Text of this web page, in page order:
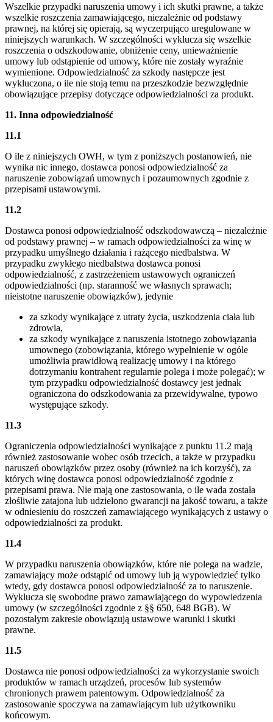
Wszelkie przypadki naruszenia umowy i ich skutki prawne, a także
wszelkie roszczenia zamawiającego, niezależnie od podstawy
prawnej, na której się opierają, są wyczerpująco uregulowane w
niniejszych warunkach. W szczególności wyklucza się wszelkie
roszczenia o odszkodowanie, obniżenie ceny, unieważnienie
umowy lub odstąpienie od umowy, które nie zostały wyraźnie
wymienione. Odpowiedzialność za szkody następcze jest
wykluczona, o ile nie stoją temu na przeszkodzie bezwzględnie
obowiązujące przepisy dotyczące odpowiedzialności za produkt.
11. Inna odpowiedzialność
11.1
O ile z niniejszych OWH, w tym z poniższych postanowień, nie
wynika nic innego, dostawca ponosi odpowiedzialność za
naruszenie zobowiązań umownych i pozaumownych zgodnie z
przepisami ustawowymi.
11.2
Dostawca ponosi odpowiedzialność odszkodowawczą – niezależnie
od podstawy prawnej – w ramach odpowiedzialności za winę w
przypadku umyślnego działania i rażącego niedbalstwa. W
przypadku zwykłego niedbalstwa dostawca ponosi
odpowiedzialność, z zastrzeżeniem ustawowych ograniczeń
odpowiedzialności (np. staranność we własnych sprawach;
nieistotne naruszenie obowiązków), jedynie
za szkody wynikające z utraty życia, uszkodzenia ciała lub
zdrowia,
za szkody wynikające z naruszenia istotnego zobowiązania
umownego (zobowiązania, którego wypełnienie w ogóle
umożliwia prawidłową realizację umowy i na którego
dotrzymaniu kontrahent regularnie polega i może polegać); w
tym przypadku odpowiedzialność dostawcy jest jednak
ograniczona do odszkodowania za przewidywalne, typowo
występujące szkody.
11.3
Ograniczenia odpowiedzialności wynikające z punktu 11.2 mają
również zastosowanie wobec osób trzecich, a także w przypadku
naruszeń obowiązków przez osoby (również na ich korzyść), za
których winę dostawca ponosi odpowiedzialność zgodnie z
przepisami prawa. Nie mają one zastosowania, o ile wada została
złośliwie zatajona lub udzielono gwarancji na jakość towaru, a także
w odniesieniu do roszczeń zamawiającego wynikających z ustawy o
odpowiedzialności za produkt.
11.4
W przypadku naruszenia obowiązków, które nie polega na wadzie,
zamawiający może odstąpić od umowy lub ją wypowiedzieć tylko
wtedy, gdy dostawca ponosi odpowiedzialność za to naruszenie.
Wyklucza się swobodne prawo zamawiającego do wypowiedzenia
umowy (w szczególności zgodnie z §§ 650, 648 BGB). W
pozostałym zakresie obowiązują ustawowe warunki i skutki
prawne.
11.5
Dostawca nie ponosi odpowiedzialności za wykorzystanie swoich
produktów w ramach urządzeń, procesów lub systemów
chronionych prawem patentowym. Odpowiedzialność za
zastosowanie spoczywa na zamawiającym lub użytkowniku
końcowym.